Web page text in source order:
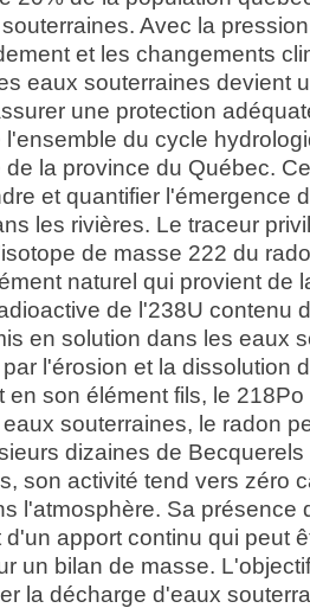
Avec la
et les changements
eaux souterraines devient
une protection
du cycle
de la province du Québec.
et quantifier l'émergence
les rivières. Le traceur
de masse 222 du
naturel qui provient de
de l'238U contenu
en solution dans les eaux
l'érosion et la dissolution
en son élément fils, le
souterraines, le radon
dizaines de Becquerels
son activité tend vers zéro
l'atmosphère. Sa présence
apport continu qui peut
un bilan de masse.
la décharge d'eaux